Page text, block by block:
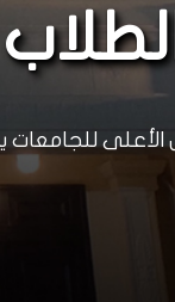
الأعلى للجامعات